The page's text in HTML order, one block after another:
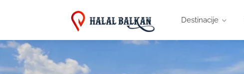
Destinacije